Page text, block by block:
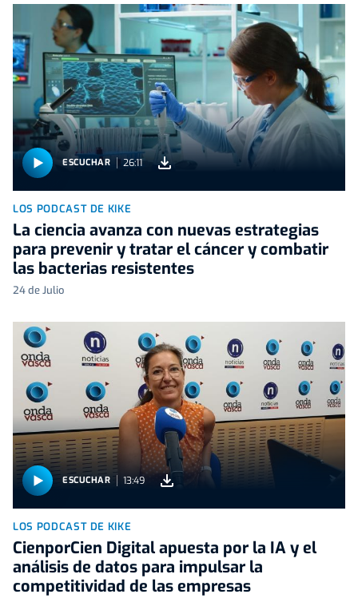
ESCUCHAR 26:11
LOS PODCAST DE KIKE
La ciencia avanza con nuevas estrategias
para prevenir y tratar el cáncer y combatir
las bacterias resistentes
24 de Julio
ESCUCHAR 13:49
LOS PODCAST DE KIKE
CienporCien Digital apuesta por la IA y el
análisis de datos para impulsar la
competitividad de las empresas